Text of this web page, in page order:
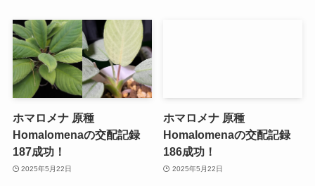
ホマロメナ 原種
Homalomenaの交配記録
187成功！
2025年5月22日
ホマロメナ 原種
Homalomenaの交配記録
186成功！
2025年5月22日